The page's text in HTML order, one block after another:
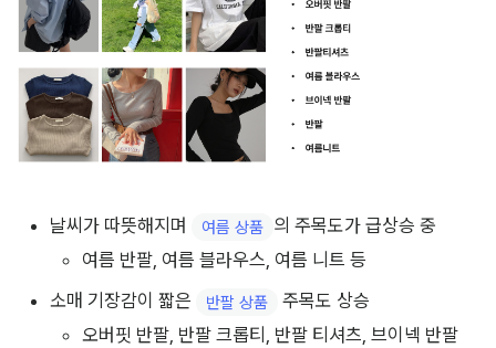
날씨가 따뜻해지며 여름 상품 의 주목도가 급상승 중
여름 반팔, 여름 블라우스, 여름 니트 등
소매 기장감이 짧은
반팔 상품
주목도 상승
오버핏 반팔, 반팔 크롭티, 반팔 티셔츠, 브이넥 반팔